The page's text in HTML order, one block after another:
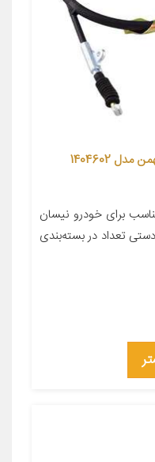
کابل ترمزدستی چپ کابل گستران بهمن مدل 1404602
برای خودرو نیسان
تعداد در بسته‌بندی